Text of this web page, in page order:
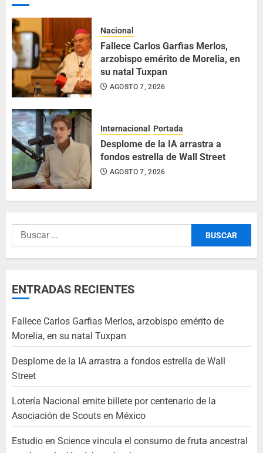
Nacional
Fallece Carlos Garfias Merlos,
arzobispo emérito de Morelia, en
su natal Tuxpan
AGOSTO 7, 2026
Internacional Portada
Desplome de la IA arrastra a
fondos estrella de Wall Street
AGOSTO 7, 2026
ENTRADAS RECIENTES
Fallece Carlos Garfias Merlos, arzobispo emérito de
Morelia, en su natal Tuxpan
Desplome de la IA arrastra a fondos estrella de Wall
Street
Lotería Nacional emite billete por centenario de la
Asociación de Scouts en México
Estudio en Science vincula el consumo de fruta ancestral